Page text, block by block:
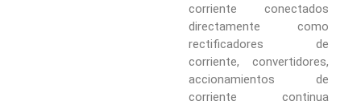
corriente conectados
directamente como
rectificadores de
corriente, convertidores,
accionamientos de
corriente continua